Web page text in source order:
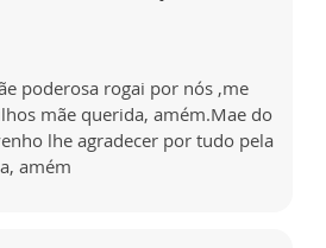
poderosa rogai por nós ,me
mãe querida, amém.Mae do
lhe agradecer por tudo pela
amém